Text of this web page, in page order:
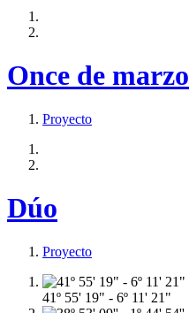
Once de marzo
Proyecto
Dúo
Proyecto
41º 55' 19" - 6º 11' 21"